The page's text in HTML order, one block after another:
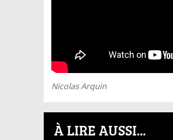
Nicolas Arquin
À LIRE AUSSI...